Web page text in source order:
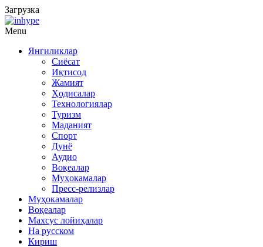
Загрузка
Menu
Янгиликлар
Сиёсат
Иқтисод
Жамият
Ҳодисалар
Технологиялар
Туризм
Маданият
Спорт
Дунё
Аудио
Воқеалар
Муҳокамалар
Пресс-релизлар
Муҳокамалар
Воқеалар
Махсус лойиҳалар
На русском
Кириш